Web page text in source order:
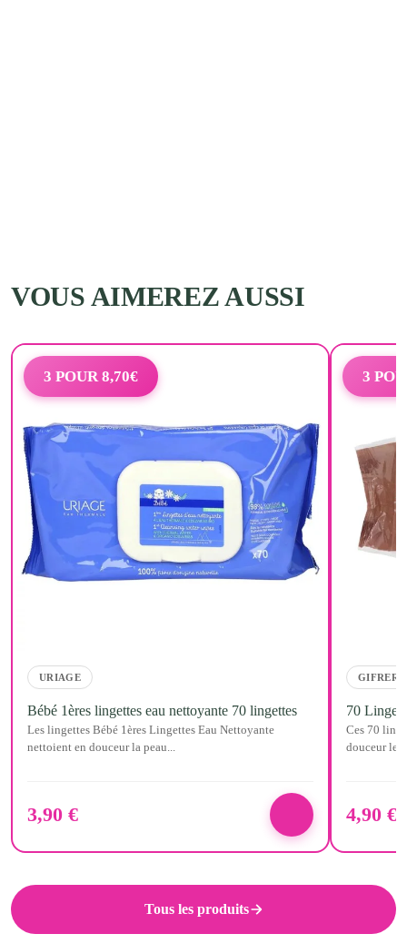
VOUS AIMEREZ AUSSI
3 POUR 8,70€
URIAGE
Bébé 1ères lingettes eau nettoyante 70 lingettes
Les lingettes Bébé 1ères Lingettes Eau Nettoyante
nettoient en douceur la peau...
3,90 €
3
GIFRER
70
Ces 70
douceur le
4,90€
Tous les produits